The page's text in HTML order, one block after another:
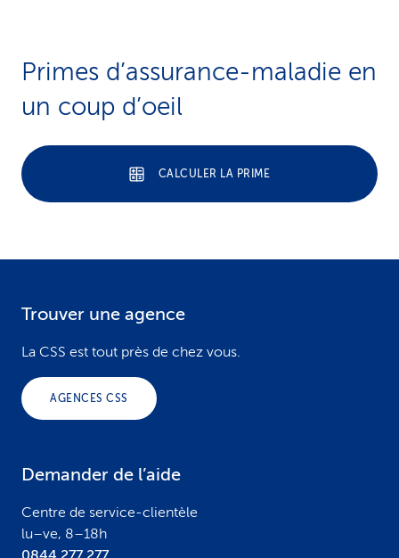
Primes d’assurance-maladie en
un coup d’oeil
CALCULER LA PRIME
Trouver une agence
La CSS est tout près de chez vous.
AGENCES CSS
Demander de l’aide
Centre de service-clientèle
lu–ve, 8–18h